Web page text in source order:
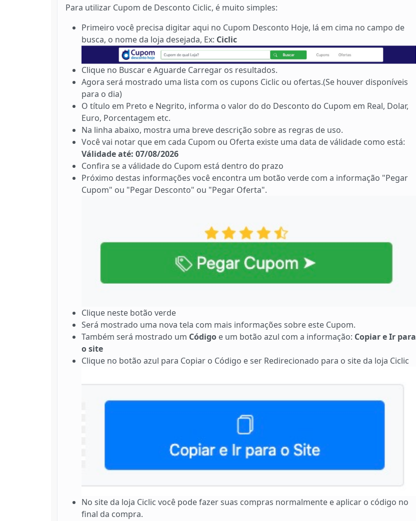
Para utilizar Cupom de Desconto Ciclic, é muito simples:
Primeiro você precisa digitar aqui no Cupom Desconto Hoje, lá em cima no campo de
busca, o nome da loja desejada, Ex: Ciclic
Clique no Buscar e Aguarde Carregar os resultados.
Agora será mostrado uma lista com os cupons Ciclic ou ofertas.(Se houver disponíveis
para o dia)
O título em Preto e Negrito, informa o valor do do Desconto do Cupom em Real, Dolar,
Euro, Porcentagem etc.
Na linha abaixo, mostra uma breve descrição sobre as regras de uso.
Você vai notar que em cada Cupom ou Oferta existe uma data de válidade como está:
Válidade até: 07/08/2026
Confira se a válidade do Cupom está dentro do prazo
Próximo destas informações você encontra um botão verde com a informação "Pegar
Cupom" ou "Pegar Desconto" ou "Pegar Oferta".
Clique neste botão verde
Será mostrado uma nova tela com mais informações sobre este Cupom.
Também será mostrado um Código e um botão azul com a informação: Copiar e Ir para
o site
Clique no botão azul para Copiar o Código e ser Redirecionado para o site da loja Ciclic
No site da loja Ciclic você pode fazer suas compras normalmente e aplicar o código no
final da compra.